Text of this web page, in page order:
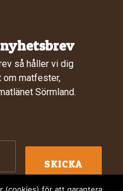
så håller vi dig
om matfester,
Sörmland.